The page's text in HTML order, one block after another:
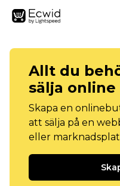
Allt du
sälja online
Skapa en
att sälja på en
eller